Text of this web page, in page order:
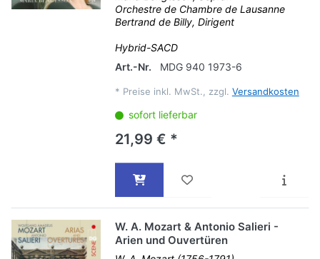
Orchestre de Chambre de Lausanne
Bertrand de Billy, Dirigent
Hybrid-SACD
Art.-Nr.
MDG 940 1973-6
* Preise inkl. MwSt., zzgl. Versandkosten
sofort lieferbar
21,99 € *
W. A. Mozart & Antonio Salieri -
Arien und Ouvertüren